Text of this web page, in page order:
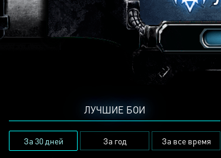
ЛУЧШИЕ БОИ
За 30 дней За год За все время